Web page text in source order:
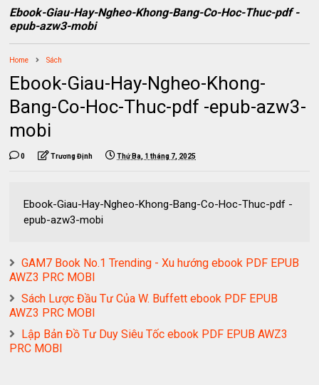
Ebook-Giau-Hay-Ngheo-Khong-Bang-Co-Hoc-Thuc-pdf -
epub-azw3-mobi
Home Sách
Ebook-Giau-Hay-Ngheo-Khong-
Bang-Co-Hoc-Thuc-pdf -epub-azw3-
mobi
0 Trương Định Thứ Ba, 1 tháng 7, 2025
Ebook-Giau-Hay-Ngheo-Khong-Bang-Co-Hoc-Thuc-pdf -
epub-azw3-mobi
GAM7 Book No.1 Trending - Xu hướng ebook PDF EPUB
AWZ3 PRC MOBI
Sách Lược Đầu Tư Của W. Buffett ebook PDF EPUB
AWZ3 PRC MOBI
Lập Bản Đồ Tư Duy Siêu Tốc ebook PDF EPUB AWZ3
PRC MOBI